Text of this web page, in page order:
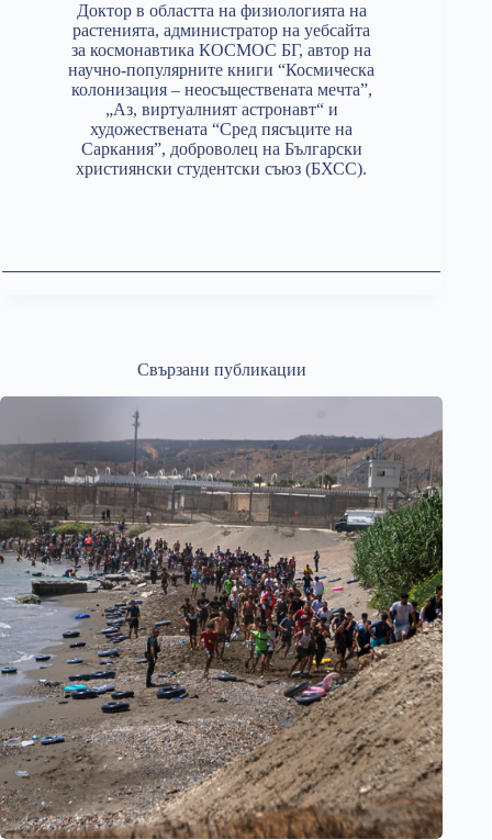
Доктор в областта на физиологията на
растенията, администратор на уебсайта
за космонавтика КОСМОС БГ, автор на
научно-популярните книги “Космическа
колонизация – неосъществената мечта”,
„Аз, виртуалният астронавт“ и
художествената “Сред пясъците на
Саркания”, доброволец на Български
християнски студентски съюз (БХСС).
Свързани публикации